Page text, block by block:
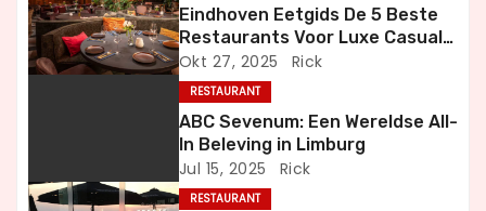
v
a
Eindhoven Eetgids De 5 Beste
Restaurants Voor Luxe Casual
en Bijzondere Momenten
Okt 27, 2025 Rick
RESTAURANT
ABC Sevenum: Een Wereldse All-
In Beleving in Limburg
Jul 15, 2025 Rick
RESTAURANT